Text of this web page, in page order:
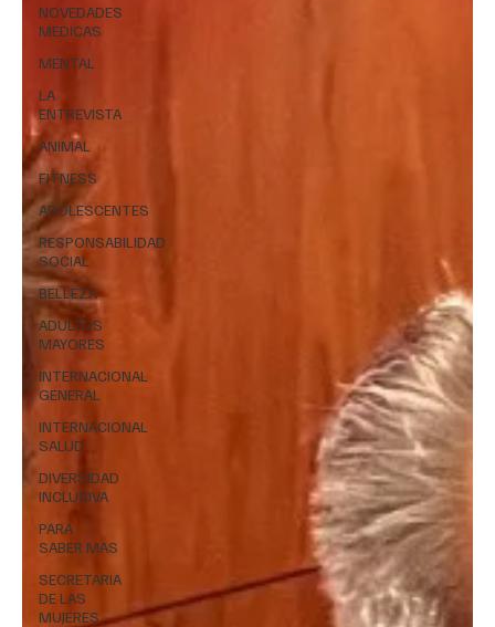
NOVEDADES
MEDICAS
MENTAL
LA
ENTREVISTA
ANIMAL
FITNESS
ADOLESCENTES
RESPONSABILIDAD
SOCIAL
BELLEZA
ADULTOS
MAYORES
INTERNACIONAL
GENERAL
INTERNACIONAL
SALUD
DIVERSIDAD
INCLUSIVA
PARA
SABER MAS
SECRETARIA
DE LAS
MUJERES